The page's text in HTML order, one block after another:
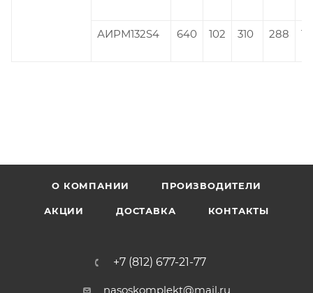
АИРМ132S4 640 102 310 288
О КОМПАНИИ ПРОИЗВОДИТЕЛИ
АКЦИИ ДОСТАВКА КОНТАКТЫ
+7 (812) 677-21-77
nasoskomplekt@mail.ru